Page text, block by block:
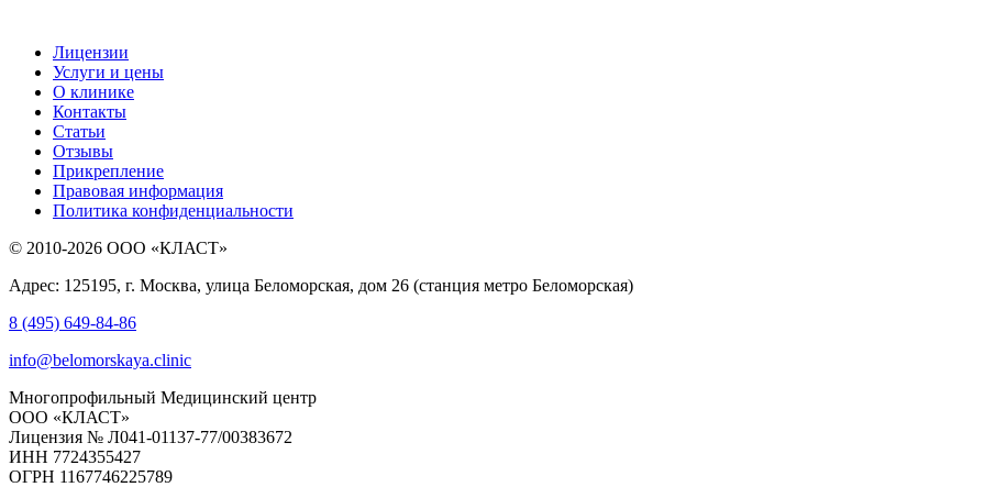
Лицензии
Услуги и цены
О клинике
Контакты
Статьи
Отзывы
Прикрепление
Правовая информация
Политика конфиденциальности
© 2010-2026 ООО «КЛАСТ»
Адрес: 125195, г. Москва, улица Беломорская, дом 26 (станция метро Беломорская)
8 (495) 649-84-86
info@belomorskaya.clinic
Многопрофильный Медицинский центр
ООО «КЛАСТ»
Лицензия № Л041-01137-77/00383672
ИНН 7724355427
ОГРН 1167746225789